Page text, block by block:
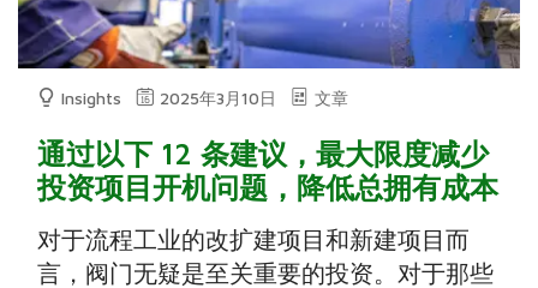
Insights 2025年3月10日 文章
通过以下 12 条建议，最大限度减少
投资项目开机问题，降低总拥有成本
对于流程工业的改扩建项目和新建项目而
言，阀门无疑是至关重要的投资。对于那些